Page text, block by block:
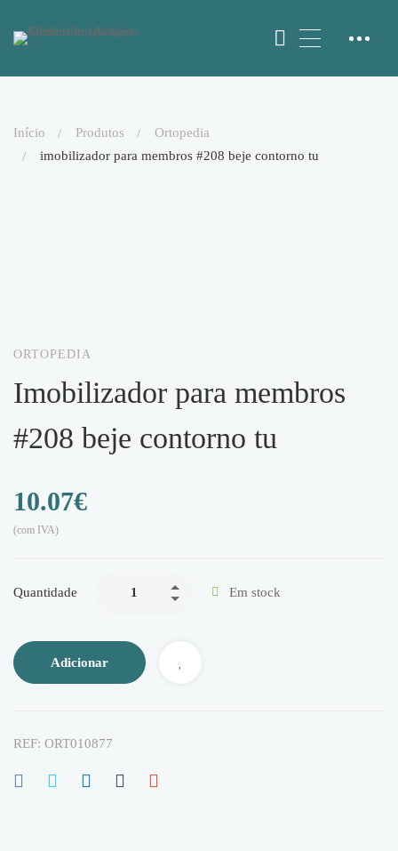
início produtos
ortopedia
imobilizador para membros #208 beje contorno tu
ORTOPEDIA
imobilizador para membros
#208 beje contorno tu
10.07€
(com IVA)
Quantidade Em stock
Adicionar
REF: ORT010877